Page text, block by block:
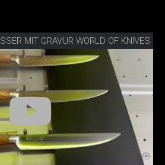
MIT GRAVUR WORLD OF KNIVES